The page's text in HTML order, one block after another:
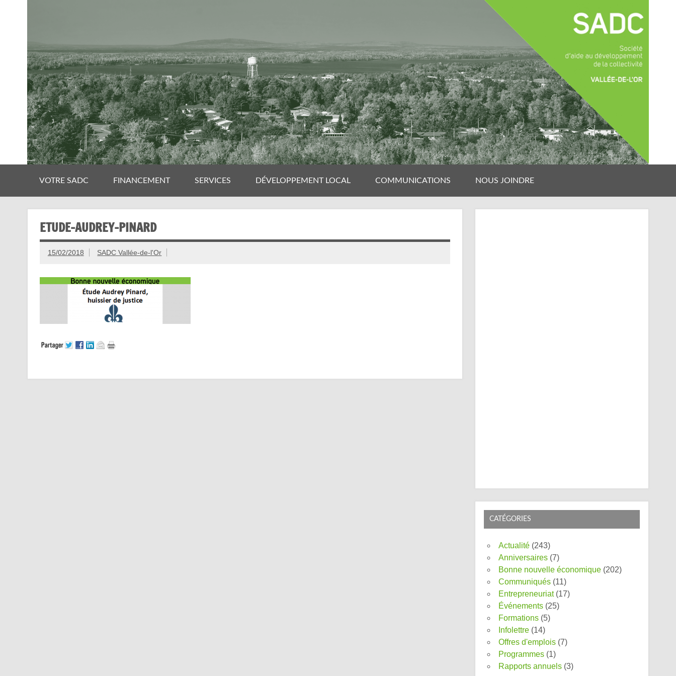
VOTRE SADC FINANCEMENT SERVICES DÉVELOPPEMENT LOCAL COMMUNICATIONS NOUS JOINDRE
ETUDE-AUDREY-PINARD
15/02/2018 SADC Vallée-de-l'Or
CATÉGORIES
Actualité (243)
Anniversaires (7)
Bonne nouvelle économique (202)
Communiqués (11)
Entrepreneuriat(17)
Événements (25)
Formations (5)
Infolettre (14)
Offres d'emplois (7)
Programmes (1)
Rapports annuels (3)